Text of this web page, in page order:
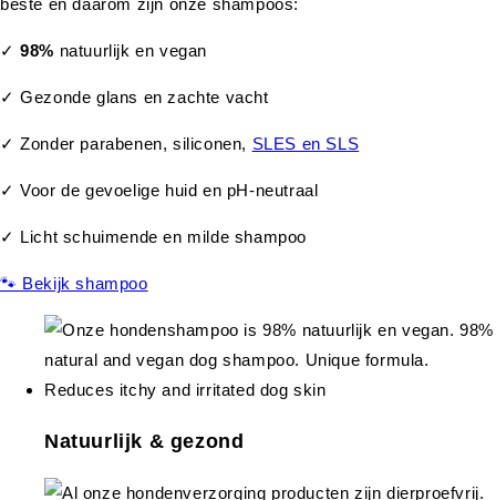
beste en daarom zijn onze shampoos:
✓98% natuurlijk en vegan
✓ Gezonde glans en zachte vacht
✓ Zonder parabenen, siliconen, SLES en SLS
✓ Voor de gevoelige huid en pH-neutraal
✓ Licht schuimende en milde shampoo
🐾 Bekijk shampoo
Natuurlijk & gezond